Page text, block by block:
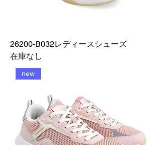
26200-B032レディースシューズ
在庫なし
new